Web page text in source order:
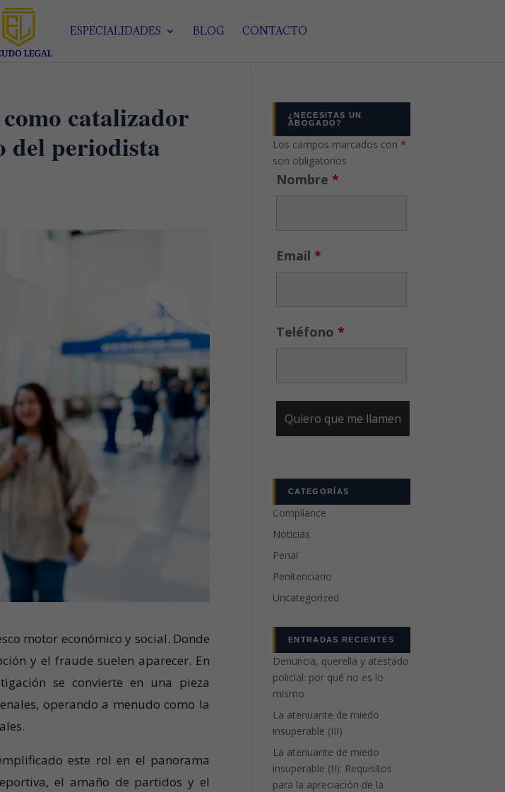
ESPECIALIDADES BLOG CONTACTO
catalizador
del periodista
motor económico y social. Donde
y el fraude suelen aparecer. En
se convierte en una pieza
operando a menudo como la
este rol en el panorama
el amaño de partidos y el
¿NECESITAS UN
ABOGADO?
Los campos marcados con*
son obligatorios
Nombre*
Email*
Teléfono*
CATEGORÍAS
Compliance
Noticias
Penal
Penitenciario
Uncategorized
ENTRADAS RECIENTES
Denuncia, querella y atestado
policial: por qué no es lo
mismo
La atenuante de miedo
insuperable (III)
La atenuante de miedo
insuperable (II): Requisitos
para la apreciación de la